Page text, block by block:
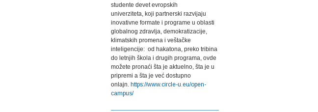
studente devet evropskih
univerziteta, koji partnerski razvijaju
inovativne formate i programe u oblasti
globalnog zdravlja, demokratizacije,
klimatskih promena i veštačke
inteligencije: od hakatona, preko tribina
do letnjih škola i drugih programa, ovde
možete pronaći šta je aktuelno, šta je u
pripremi a šta je već dostupno
onlajn. https://www.circle-u.eu/open-
campus/